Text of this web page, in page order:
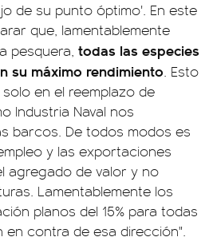
de su punto óptimo'. En este
que, lamentablemente
pesquera, todas las especies
su máximo rendimiento. Esto
en el reemplazo de
Industria Naval nos
barcos. De todos modos es
y las exportaciones
agregado de valor y no
Lamentablemente los
planos del 15% para todas
en contra de esa dirección".